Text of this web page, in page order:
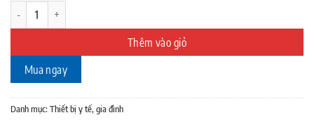
Thiết bị y tế số lượng
Thêm vào giỏ
Mua ngay
Danh mục: Thiết bị y tế, gia đình